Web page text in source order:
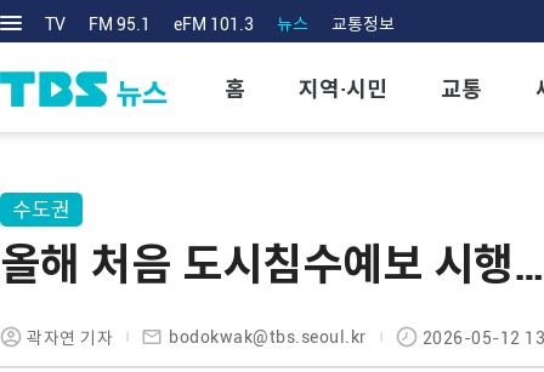
TV FM 95.1 eFM 101.3 뉴스 교통정보
홈 지역·시민 교통
수도권
올해 처음 도시침수예보 시행
곽자연 기자 bodokwak@tbs.seoul.kr 2026-05-12